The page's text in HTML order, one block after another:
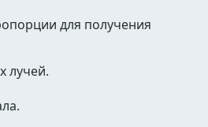
для получения
лучей.